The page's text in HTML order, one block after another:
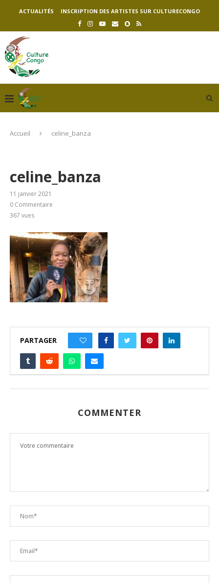
ACTUALITÉS INSCRIPTION DES ARTISTES SUR CULTURECONGO
Accueil celine_banza
celine_banza
11 janvier 2021
0 Commentaire
367 vues
PARTAGER
COMMENTER